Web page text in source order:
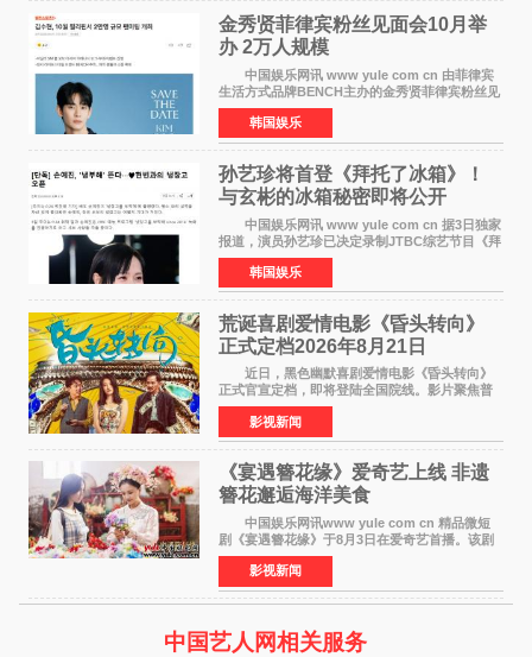
金秀贤菲律宾粉丝见面会10月举
办 2万人规模
中国娱乐网讯 www yule com cn 由菲律宾
生活方式品牌BENCH主办的金秀贤菲律宾粉丝见
面会，将于10月2日在马尼拉SM Mall of
Asia（MOA）竞技场举行，预计规模达2万人。
这也是金秀贤自去年陷
韩国娱乐
孙艺珍将首登《拜托了冰箱》！
与玄彬的冰箱秘密即将公开
中国娱乐网讯 www yule com cn 据3日独家
报道，演员孙艺珍已决定录制JTBC综艺节目《拜
托了冰箱》，目前正在协调具体细节。这是孙艺
珍首次公开个人冰箱，也是她婚后首次以玄彬的
妻子身份参与
韩国娱乐
荒诞喜剧爱情电影《昏头转向》
正式定档2026年8月21日
近日，黑色幽默喜剧爱情电影《昏头转向》
正式官宣定档，即将登陆全国院线。影片聚焦普
通人的荒诞生活，以戏谑诙谐的镜头语言、反转
不断的剧情，融合爆笑喜剧与细腻爱情元素，打
造出一部接地气
影视新闻
《宴遇簪花缘》爱奇艺上线 非遗
簪花邂逅海洋美食
中国娱乐网讯www yule com cn 精品微短
剧《宴遇簪花缘》于8月3日在爱奇艺首播。该剧
是泉州荣膺世界美食之都后推出的首部美食主题
文旅微短剧，实力派演员孙茜特别出演簪花非遗
传承人，她曾参演
影视新闻
中国艺人网相关服务